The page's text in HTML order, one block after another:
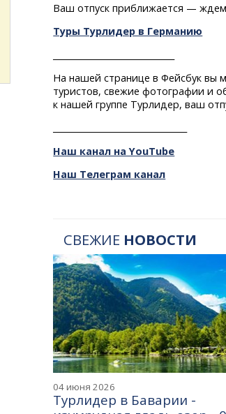
Ваш отпуск приближается —
Туры Турлидер в Германию
На нашей странице в Фейсбук вы
туристов, свежие фотографии и
к нашей группе Турлидер, ваш
Наш канал на YouTube
Наш Телеграм канал
СВЕЖИЕ НОВОСТИ
04 июня 2026
Турлидер в Баварии -